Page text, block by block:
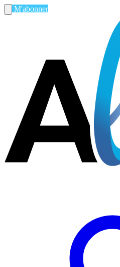
M'abonner